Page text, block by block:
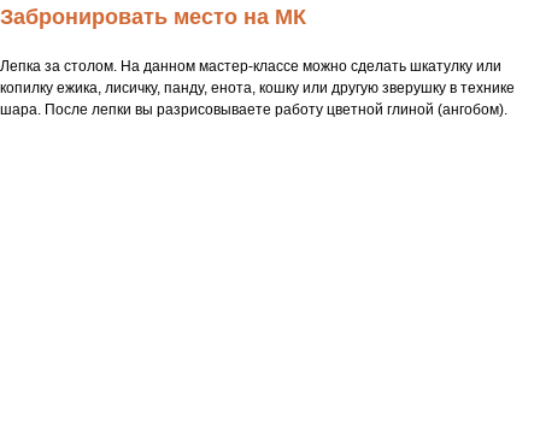
Забронировать место на МК
Лепка за столом. На данном мастер-классе можно сделать шкатулку или
копилку ежика, лисичку, панду, енота, кошку или другую зверушку в технике
шара. После лепки вы разрисовываете работу цветной глиной (ангобом).